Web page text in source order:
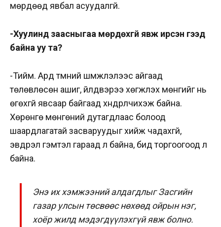
мөрдөөд явбал асуудалгүй.
-Хуулинд заасныгаа мөрдөхгүй явж ирсэн гээд
байна уу та?
-Тийм. Ард түмний шүүмжлэлээс айгаад
төлөвлөсөн ашиг, үйлдвэрээ хөгжүүлэх мөнгийг нь
өгөхгүй явсаар байгаад хүндрүүлчихэж байна.
Хөрөнгө мөнгөний дутагдлаас болоод
шаардлагатай засваруудыг хийж чадахгүй,
эвдрэл гэмтэл гараад л байна, бид торгоогоод л
байна.
Энэ их хэмжээний алдагдлыг Засгийн
газар улсын төсвөөс нөхөөд ойрын нэг,
хоёр жилд мэдэгдүүлэхгүй явж болно.